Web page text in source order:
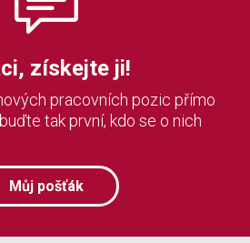
získejte ji!
pracovních pozic přímo
tak první, kdo se o nich
Můj pošťák